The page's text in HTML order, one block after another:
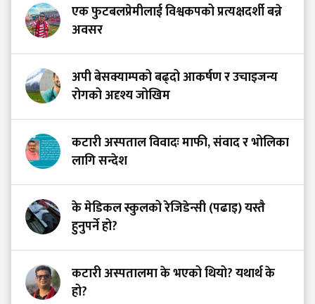
एक फुटबलप्रेमीलाई विश्वकपको प्रत्यक्षदर्शी बन्ने
अवसर
अपी बेसक्याम्पको बढ्दो आकर्षण र उचाइजन्य
रोगको अदृश्य जोखिम
कटारी अस्पताल विवादः माफी, संवाद र भोलिका
लागि सन्देश
के मेडिकल स्कुलको रेजिडेन्सी (पढाइ) यस्तै
हुनुपर्ने हो?
कटारी अस्पतालमा के भएको थियो? यथार्थ के
हो?